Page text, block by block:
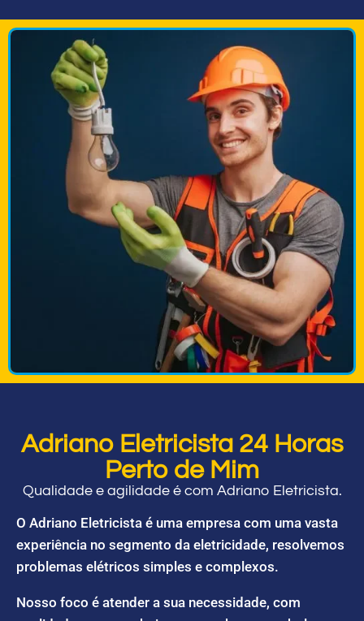
Adriano Eletricista 24 Horas
Perto de Mim
Qualidade e agilidade é com Adriano Eletricista.
O Adriano Eletricista é uma empresa com uma vasta
experiência no segmento da eletricidade, resolvemos
problemas elétricos simples e complexos.
Nosso foco é atender a sua necessidade, com